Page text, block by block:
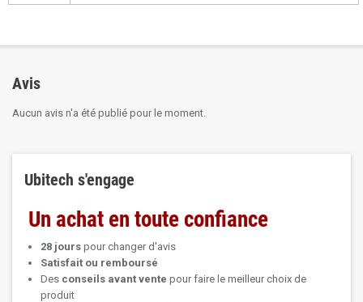
Avis
Aucun avis n'a été publié pour le moment.
Ubitech s'engage
Un achat en toute confiance
28 jours pour changer d'avis
Satisfait ou remboursé
Des conseils avant vente pour faire le meilleur choix de
produit